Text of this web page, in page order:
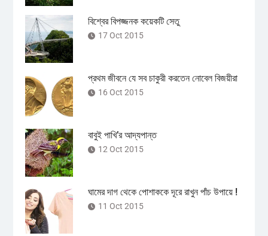
বিশ্বের বিপজ্জনক কয়েকটি সেতু
17 Oct 2015
প্রথম জীবনে যে সব চাকুরী করতেন নোবেল বিজয়ীরা
16 Oct 2015
বাবুই পাখি’র আদ্যপান্ত
12 Oct 2015
ঘামের দাগ থেকে পোশাককে দূরে রাখুন পাঁচ উপায়ে !
11 Oct 2015